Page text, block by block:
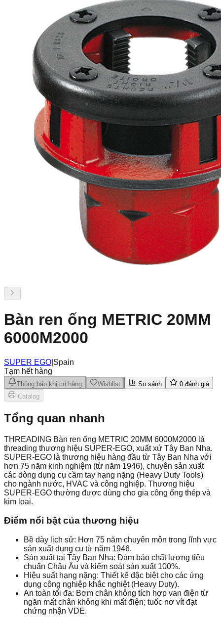
Bàn ren ống METRIC 20MM
6000M2000
SUPER EGO Spain
Tạm hết hàng
Thông báo khi có hàng Wishlist So sánh 0 đánh giá
Catalog
Tổng quan nhanh
THREADING Bàn ren ống METRIC 20MM 6000M2000 là
threading thương hiệu SUPER-EGO, xuất xứ Tây Ban Nha.
SUPER-EGO là thương hiệu hàng đầu từ Tây Ban Nha với
hơn 75 năm kinh nghiệm (từ năm 1946), chuyên sản xuất
các dòng dụng cụ cầm tay hạng nặng (Heavy Duty Tools)
cho ngành nước, HVAC và công nghiệp. Thương hiệu
SUPER-EGO thường được dùng cho gia công ống thép và
kim loại.
Điểm nổi bật của thương hiệu
Bề dày lịch sử: Hơn 75 năm chuyên môn trong lĩnh vực
sản xuất dụng cụ từ năm 1946.
Sản xuất tại Tây Ban Nha: Đảm bảo chất lượng tiêu
chuẩn Châu Âu và kiểm soát sản xuất 100%.
Hiệu suất hạng nặng: Thiết kế đặc biệt cho các ứng
dụng công nghiệp khắc nghiệt (Heavy Duty).
An toàn tối đa: Bơm chân không tích hợp van điện từ
ngăn mất chân không khi mất điện; tuốc nơ vít đạt
chứng nhận VDE.